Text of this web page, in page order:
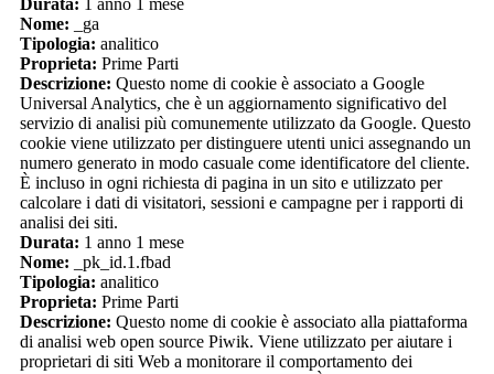
Nome: _ga
Tipologia: analitico
Proprieta: Prime Parti
Descrizione: Questo nome di cookie è associato a Google
Universal Analytics, che è un aggiornamento significativo del
servizio di analisi più comunemente utilizzato da Google. Questo
cookie viene utilizzato per distinguere utenti unici assegnando un
numero generato in modo casuale come identificatore del cliente.
È incluso in ogni richiesta di pagina in un sito e utilizzato per
calcolare i dati di visitatori, sessioni e campagne per i rapporti di
analisi dei siti.
Durata: 1 anno 1 mese
Nome: _pk_id.1.fbad
Tipologia: analitico
Proprieta: Prime Parti
Descrizione: Questo nome di cookie è associato alla piattaforma
di analisi web open source Piwik. Viene utilizzato per aiutare i
proprietari di siti Web a monitorare il comportamento dei